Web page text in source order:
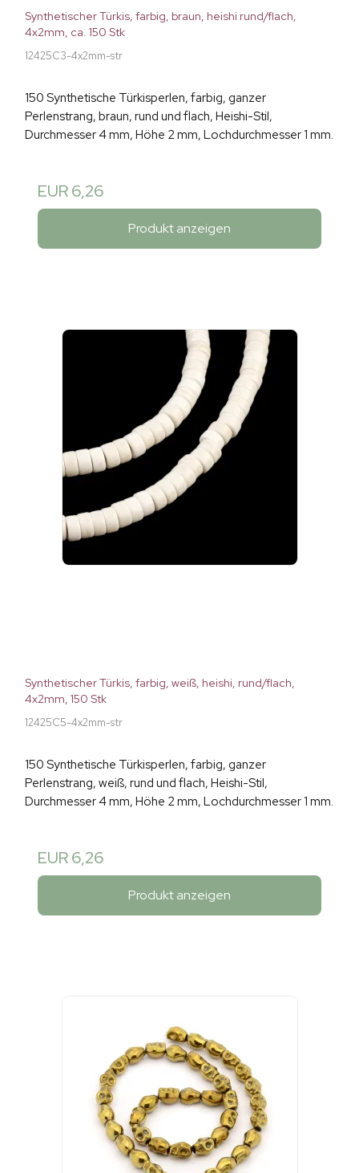
Synthetischer Türkis, farbig, braun, heishi rund/flach,
4x2mm, ca. 150 Stk
12425C3-4x2mm-str
150 Synthetische Türkisperlen, farbig, ganzer
Perlenstrang, braun, rund und flach, Heishi-Stil,
Durchmesser 4 mm, Höhe 2 mm, Lochdurchmesser 1 mm.
EUR 6,26
Produkt anzeigen
Synthetischer Türkis, farbig, weiß, heishi, rund/flach,
4x2mm, 150 Stk
12425C5-4x2mm-str
150 Synthetische Türkisperlen, farbig, ganzer
Perlenstrang, weiß, rund und flach, Heishi-Stil,
Durchmesser 4 mm, Höhe 2 mm, Lochdurchmesser 1 mm.
EUR 6,26
Produkt anzeigen